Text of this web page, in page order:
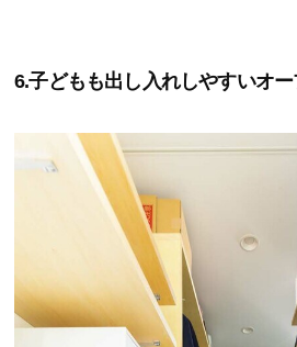
6.子どもも出し入れしやすいオ